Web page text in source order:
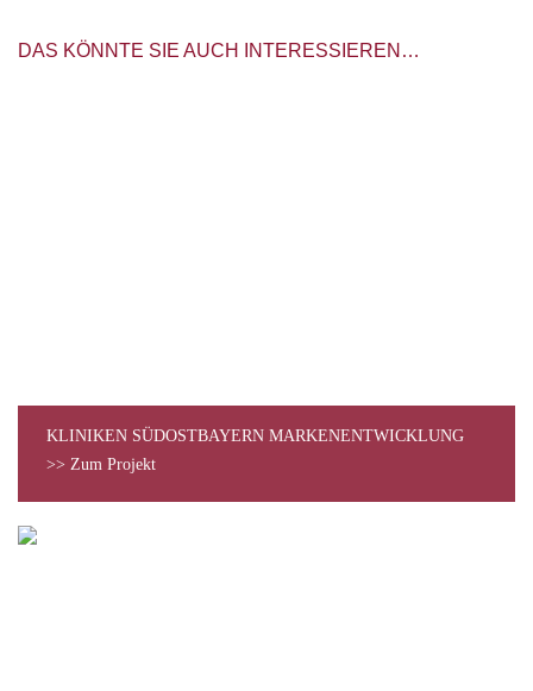
DAS KÖNNTE SIE AUCH INTERESSIEREN…
KLINIKEN SÜDOSTBAYERN MARKENENTWICKLUNG
>> Zum Projekt